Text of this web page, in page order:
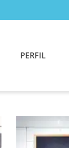
PERFIL